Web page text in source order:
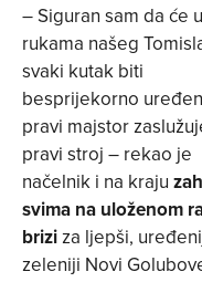
– Siguran sam da će u
rukama našeg
svaki kutak biti
besprijekorno
pravi majstor
pravi stroj – rekao je
načelnik i na kraju
svima na uloženom
briziza ljepši,
zeleniji Novi